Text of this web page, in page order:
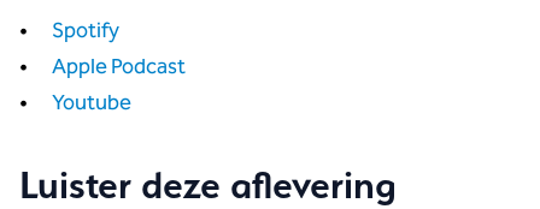
Spotify
Apple Podcast
Youtube
Luister deze aflevering